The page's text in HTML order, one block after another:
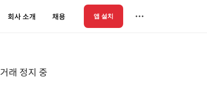
회사 소개 채용 앱 설치
거래 정지 중